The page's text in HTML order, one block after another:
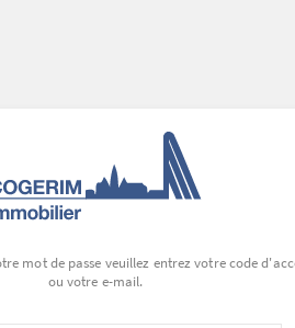
mot de passe veuillez entrez votre code
ou votre e-mail.